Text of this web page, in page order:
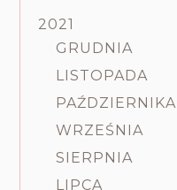
2021
GRUDNIA
LISTOPADA
PAŹDZIERNIKA
WRZEŚNIA
SIERPNIA
LIPCA